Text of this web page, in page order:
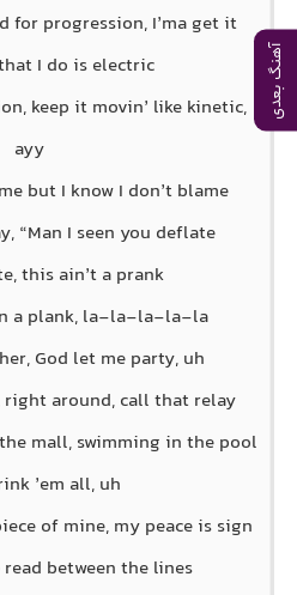
آهنگ بعدی
for progression, I’ma get it
I do is electric
keep it movin’ like kinetic,
ayy
but I know I don’t blame
“Man I seen you deflate”
this ain’t a prank
a plank, la-la-la-la-la
God let me party, uh
right around, call that relay
mall, swimming in the pool
’em all, uh
of mine, my peace is sign
between the lines?